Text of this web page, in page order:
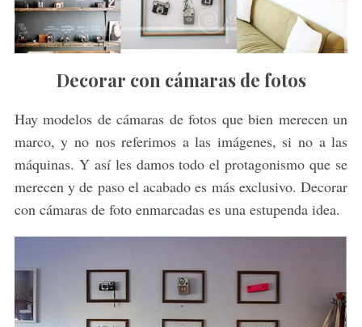
Decorar con cámaras de fotos
Hay modelos de cámaras de fotos que bien merecen un
marco, y no nos referimos a las imágenes, si no a las
máquinas. Y así les damos todo el protagonismo que se
merecen y de paso el acabado es más exclusivo. Decorar
con cámaras de foto enmarcadas es una estupenda idea.